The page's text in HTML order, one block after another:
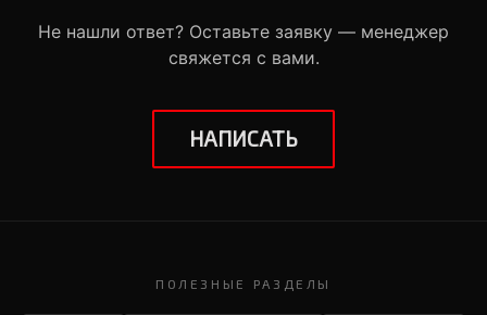
Не нашли ответ? Оставьте заявку — менеджер
свяжется с вами.
НАПИСАТЬ
ПОЛЕЗНЫЕ РАЗДЕЛЫ